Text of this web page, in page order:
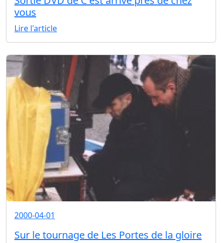
vous
Lire l'article
2000-04-01
Sur le tournage de Les Portes de la gloire